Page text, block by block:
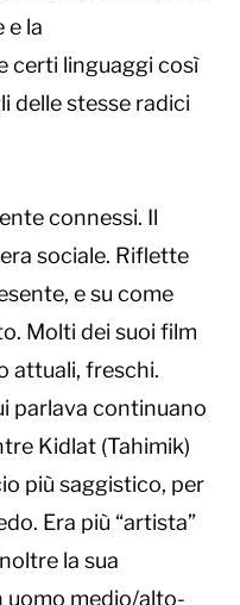
e la
certi linguaggi così
delle stesse radici
connessi. Il
sociale. Riflette
e su come
Molti dei suoi film
attuali, freschi.
parlava continuano
Kidlat (Tahimik)
più saggistico, per
Era più “artista”
la sua
uomo medio/alto-